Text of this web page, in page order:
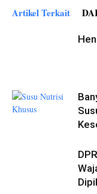
Artikel Terkait